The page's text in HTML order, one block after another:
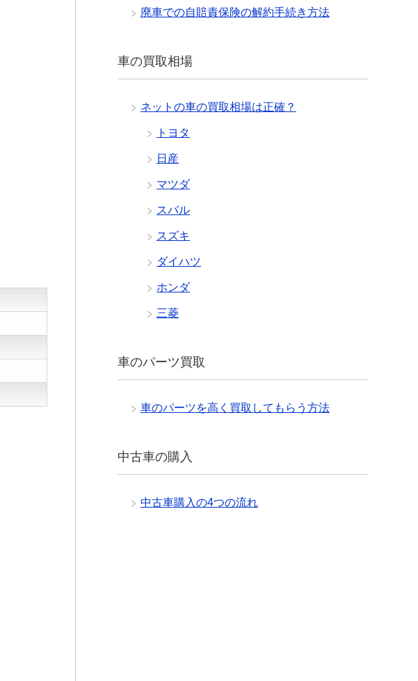
廃車での自賠責保険の解約手続き方法
車の買取相場
ネットの車の買取相場は正確？
トヨタ
日産
マツダ
スバル
スズキ
ダイハツ
ホンダ
三菱
車のパーツ買取
車のパーツを高く買取してもらう方法
中古車の購入
中古車購入の4つの流れ